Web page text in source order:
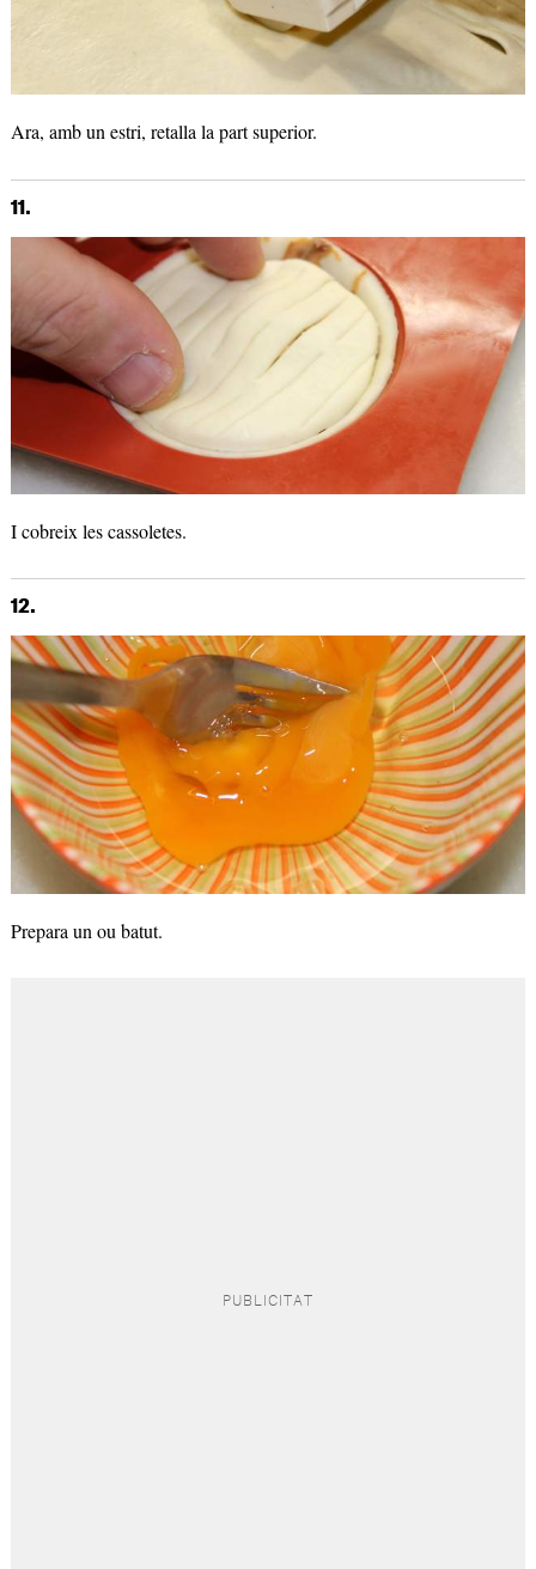
Ara, amb un estri, retalla la part superior.
11.
I cobreix les cassoletes.
12.
Prepara un ou batut.